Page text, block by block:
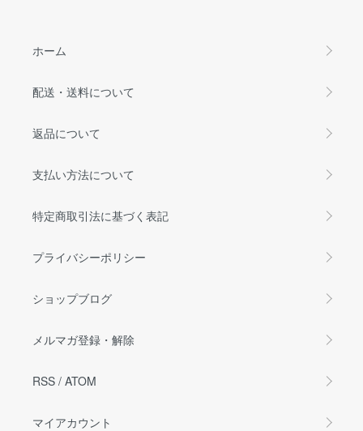
ホーム
配送・送料について
返品について
支払い方法について
特定商取引法に基づく表記
プライバシーポリシー
ショップブログ
メルマガ登録・解除
RSS / ATOM
マイアカウント